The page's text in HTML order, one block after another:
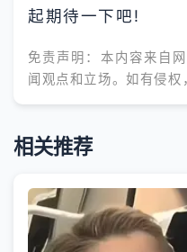
起期待一下吧!
免责声明：本内容来自
闻观点和立场。如有侵权
相关推荐